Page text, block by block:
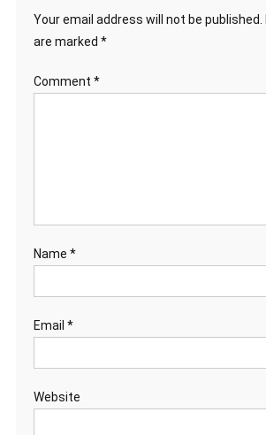
Your email address will not be published.
are marked *
Comment *
Name *
Email *
Website